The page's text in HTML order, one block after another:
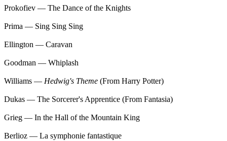
Prokofiev — The Dance of the Knights
Prima — Sing Sing Sing
Ellington — Caravan
Goodman — Whiplash
Williams — Hedwig's Theme (From Harry Potter)
Dukas — The Sorcerer's Apprentice (From Fantasia)
Grieg — In the Hall of the Mountain King
Berlioz — La symphonie fantastique